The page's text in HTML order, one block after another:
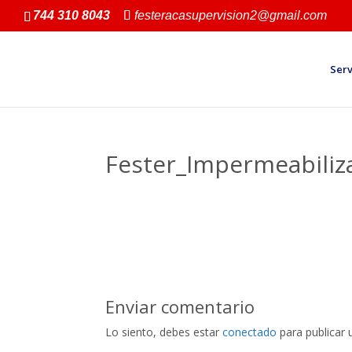
744 310 8043 festeracasupervision2@gmail.com
Enviar comentario
Lo siento, debes estarconectado para publicar